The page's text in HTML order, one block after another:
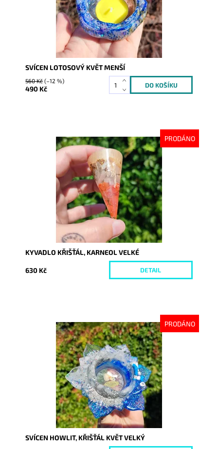
SVÍCEN LOTOSOVÝ KVĚT MENŠÍ
560 Kč(–12 %)
490 Kč
PRODÁNO
Dostupnost:
Vyprodáno
9032
KYVADLO KŘIŠŤÁL, KARNEOL VELKÉ
630 Kč DETAIL
PRODÁNO
Dostupnost:
Vyprodáno
9215
SVÍCEN HOWLIT, KŘIŠŤÁL KVĚT VELKÝ